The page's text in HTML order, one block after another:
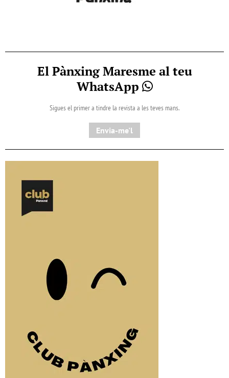
El Pànxing Maresme al teu
WhatsApp
Sigues el primer a tindre la revista a les teves mans.
Envia-me'l